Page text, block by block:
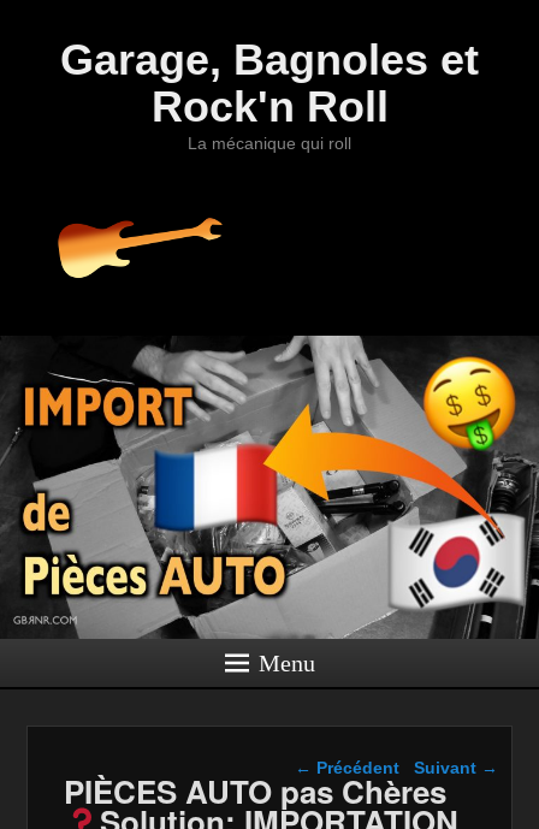
Garage, Bagnoles et
Rock'n Roll
La mécanique qui roll
Menu
Navigation dans les
articles
← Précédent Suivant →
PIÈCES AUTO pas Chères